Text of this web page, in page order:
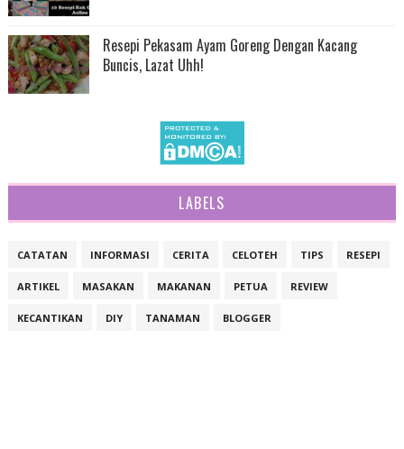
Resepi Pekasam Ayam Goreng Dengan Kacang
Buncis, Lazat Uhh!
LABELS
CATATAN INFORMASI CERITA CELOTEH TIPS RESEPI
ARTIKEL MASAKAN MAKANAN PETUA REVIEW
KECANTIKAN DIY TANAMAN BLOGGER